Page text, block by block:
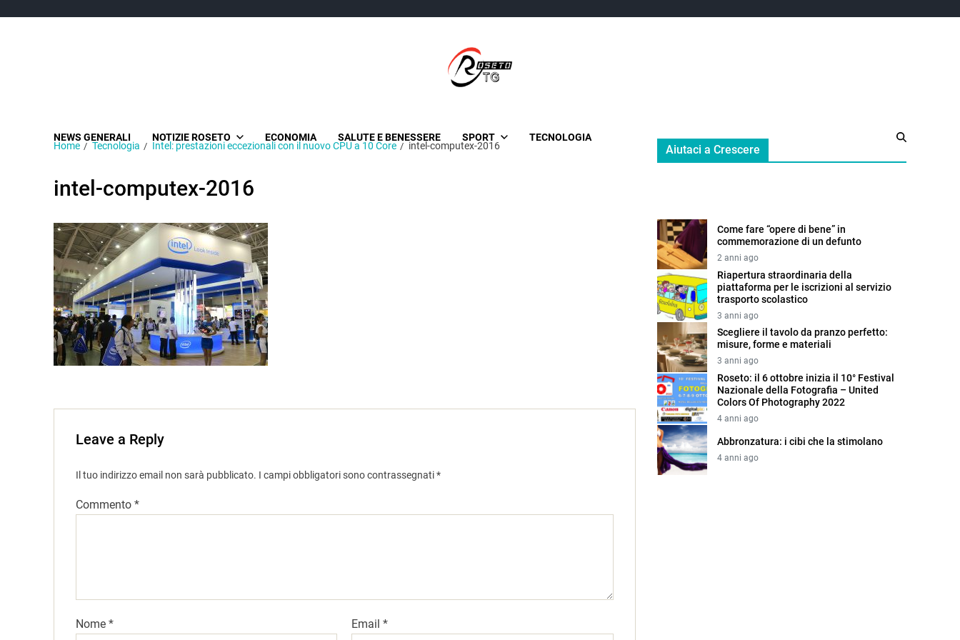
NEWS GENERALI NOTIZIE ROSETO ECONOMIA SALUTE E BENESSERE SPORT TECNOLOGIA
Home Tecnologia Intel: prestazioni eccezionali con il nuovo CPU a 10 Core intel-computex-2016
intel-computex-2016
Leave a Reply
Il tuo indirizzo email non sarà pubblicato. I campi obbligatori sono contrassegnati*
Commento *
Nome * Email*
Aiutaci a Crescere
Come fare “opere di bene” in
commemorazione di un defunto
2 anni ago
Riapertura straordinaria della
piattaforma per le iscrizioni al servizio
trasporto scolastico
3 anni ago
Scegliere il tavolo da pranzo perfetto:
misure, forme e materiali
3 anni ago
Roseto: il 6 ottobre inizia il 10° Festival
Nazionale della Fotografia – United
Colors Of Photography 2022
4 anni ago
Abbronzatura: i cibi che la stimolano
4 anni ago